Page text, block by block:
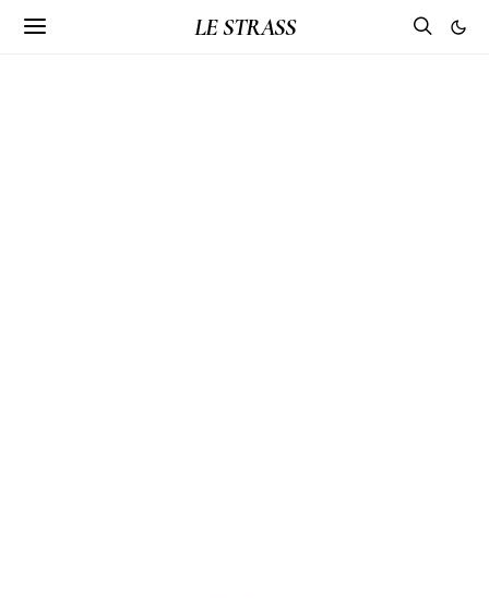
LE STRASS